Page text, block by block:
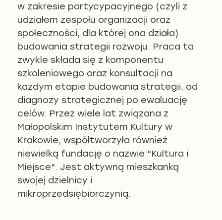
w zakresie partycypacyjnego (czyli z
udziałem zespołu organizacji oraz
społeczności, dla której ona działa)
budowania strategii rozwoju. Praca ta
zwykle składa się z komponentu
szkoleniowego oraz konsultacji na
każdym etapie budowania strategii, od
diagnozy strategicznej po ewaluację
celów. Przez wiele lat związana z
Małopolskim Instytutem Kultury w
Krakowie, współtworzyła również
niewielką fundację o nazwie "Kultura i
Miejsce". Jest aktywną mieszkanką
swojej dzielnicy i
mikroprzedsiębiorczynią.